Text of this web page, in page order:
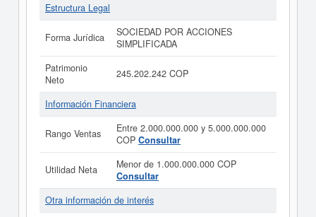
Estructura Legal
Forma Jurídica
SOCIEDAD POR ACCIONES
SIMPLIFICADA
Patrimonio
Neto
245.202.242 COP
Información Financiera
Rango Ventas
Entre 2.000.000.000 y 5.000.000.000
COP Consultar
Utilidad Neta
Menor de 1.000.000.000 COP
Consultar
Otra información de interés